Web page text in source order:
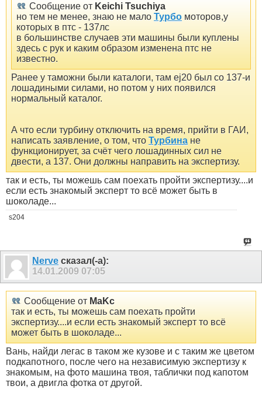
Сообщение от Keichi Tsuchiya
но тем не менее, знаю не мало Турбо моторов,у
которых в птс - 137лс
в большинстве случаев эти машины были куплены
здесь с рук и каким образом изменена птс не
известно.
Ранее у таможни были каталоги, там ej20 был со 137-и
лошадиными силами, но потом у них появился
нормальный каталог.
А что если турбину отключить на время, прийти в ГАИ,
написать заявление, о том, что Турбина не
функционирует, за счёт чего лошадинных сил не
двести, а 137. Они должны направить на экспертизу.
так и есть, ты можешь сам поехать пройти экспертизу....и
если есть знакомый эксперт то всё может быть в
шоколаде...
s204
Nerve сказал(-а):
14.01.2009 07:05
Сообщение от MaKc
так и есть, ты можешь сам поехать пройти
экспертизу....и если есть знакомый эксперт то всё
может быть в шоколаде...
Вань, найди легас в таком же кузове и с таким же цветом
подкапотного, после чего на независимую экспертизу к
знакомым, на фото машина твоя, таблички под капотом
твои, а двигла фотка от другой.